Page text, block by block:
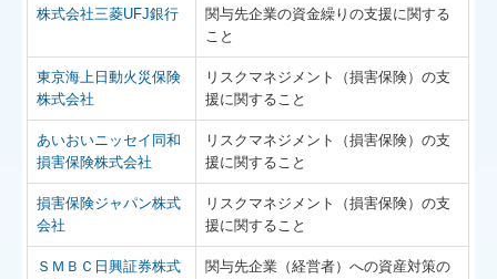
株式会社三菱UFJ銀行
関与先企業の資金繰りの支援に関する
こと
東京海上日動火災保険
株式会社
リスクマネジメント（損害保険）の支
援に関すること
あいおいニッセイ同和
損害保険株式会社
リスクマネジメント（損害保険）の支
援に関すること
損害保険ジャパン株式
会社
リスクマネジメント（損害保険）の支
援に関すること
ＳＭＢＣ日興証券株式
関与先企業（経営者）への資産対策の